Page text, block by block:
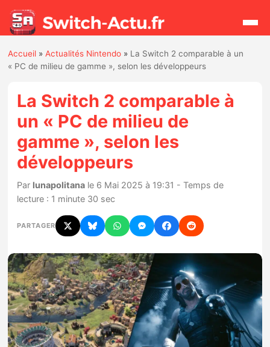
Rechercher
Actualités
Jeux
Hardware
Mises à jour
Chiffres de ventes
Rumeurs
Nintendo Direct
Tests et previews
Accueil »Actualités Nintendo » La Switch 2 comparable à un
« PC de milieu de gamme », selon les développeurs
La Switch 2 comparable à
un « PC de milieu de
gamme », selon les
développeurs
Par lunapolitana le 6 Mai 2025 à 19:31 - Temps de
lecture : 1 minute 30 sec
PARTAGER